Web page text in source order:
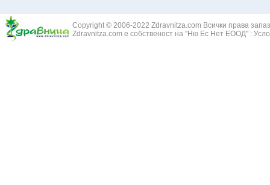
Copyright © 2006-2022 Zdravnitza.com Всички права
Zdravnitza.com е собственост на "Ню Ес Нет ЕООД" :